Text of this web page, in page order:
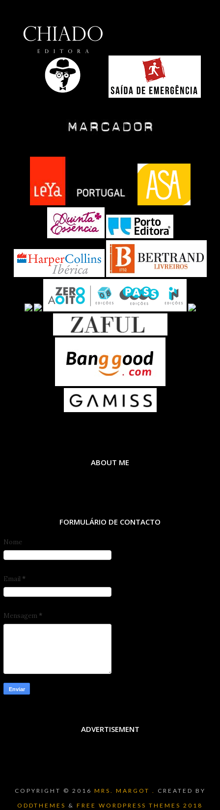
ABOUT ME
FORMULÁRIO DE CONTACTO
Nome
Email *
Mensagem *
ADVERTISEMENT
COPYRIGHT © 2016 MRS. MARGOT .
CREATED BY
ODDTHEMES & FREE WORDPRESS THEMES 2018